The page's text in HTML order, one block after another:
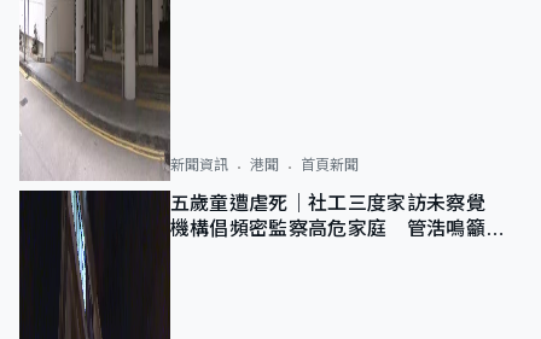
新聞資訊 港聞 首頁新聞
五歲童遭虐死｜社工三度家訪未察覺
機構倡頻密監察高危家庭 管浩鳴籲加